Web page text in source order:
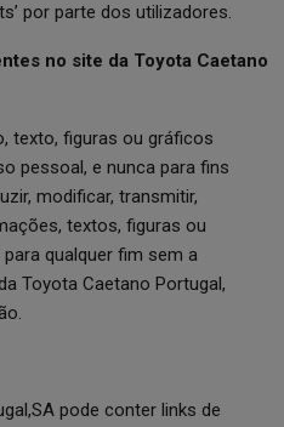
por parte dos utilizadores.
no site da Toyota Caetano
texto, figuras ou gráficos
pessoal, e nunca para fins
modificar, transmitir,
textos, figuras ou
qualquer fim sem a
Toyota Caetano Portugal,
pode conter links de